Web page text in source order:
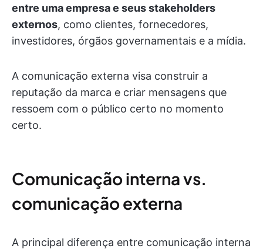
entre uma empresa e seus stakeholders
externos, como clientes, fornecedores,
investidores, órgãos governamentais e a mídia.
A comunicação externa visa construir a
reputação da marca e criar mensagens que
ressoem com o público certo no momento
certo.
Comunicação interna vs.
comunicação externa
A principal diferença entre comunicação interna